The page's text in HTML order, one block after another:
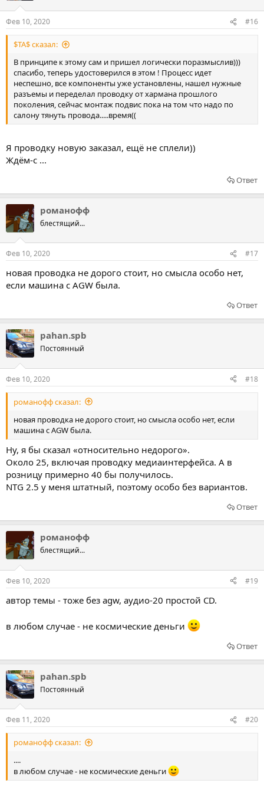
Фев 10, 2020 #16
$TA$ сказал:
В принципе к этому сам и пришел логически поразмыслив)))
спасибо, теперь удостоверился в этом ! Процесс идет
неспешно, все компоненты уже установлены, нашел нужные
разъемы и переделал проводку от хармана прошлого
поколения, сейчас монтаж подвис пока на том что надо по
салону тянуть провода.....время((
Я проводку новую заказал, ещё не сплели))
Ждём-с ...
Ответ
романофф
блестящий...
Фев 10, 2020 #17
новая проводка не дорого стоит, но смысла особо нет,
если машина с AGW была.
Ответ
pahan.spb
Постоянный
Фев 10, 2020 #18
романофф сказал:
новая проводка не дорого стоит, но смысла особо нет, если
машина с AGW была.
Ну, я бы сказал «относительно недорого».
Около 25, включая проводку медиаинтерфейса. А в
розницу примерно 40 бы получилось.
NTG 2.5 у меня штатный, поэтому особо без вариантов.
Ответ
романофф
блестящий...
Фев 10, 2020 #19
автор темы - тоже без agw, аудио-20 простой CD.
в любом случае - не космические деньги
Ответ
pahan.spb
Постоянный
Фев 11, 2020 #20
романофф сказал:
....
в любом случае - не космические деньги